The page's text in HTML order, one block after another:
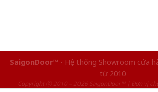
SaigonDoor™ - Hệ thống Showroom cửa
từ 2010
Copyright ⓒ 2010 – 2026 SaigonDoor™ | Đơn vị